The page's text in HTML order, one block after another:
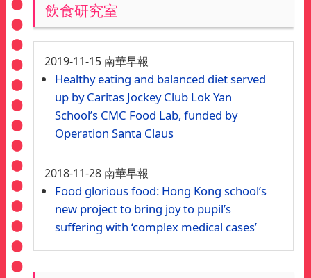
飲食研究室
2019-11-15南華早報
Healthy eating and balanced diet served
up by Caritas Jockey Club Lok Yan
School’s CMC Food Lab, funded by
Operation Santa Claus
2018-11-28南華早報
Food glorious food: Hong Kong school’s
new project to bring joy to pupil’s
suffering with ‘complex medical cases’